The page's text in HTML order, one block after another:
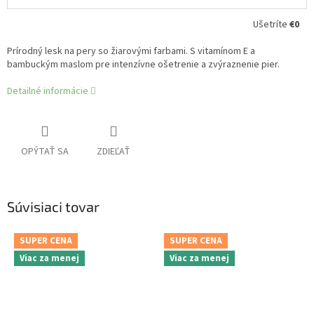
Ušetríte €0
Prírodný lesk na pery so žiarovými farbami. S vitamínom E a
bambuckým maslom pre intenzívne ošetrenie a zvýraznenie pier.
Detailné informácie
OPÝTAŤ SA ZDIEĽAŤ
Súvisiaci tovar
SUPER CENA
Viac za menej
SUPER CENA
Viac za menej